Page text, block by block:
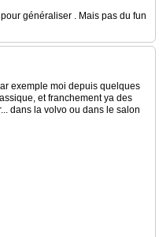
généraliser . Mais pas du fun
exemple moi depuis quelques
et franchement ya des
dans la volvo ou dans le salon